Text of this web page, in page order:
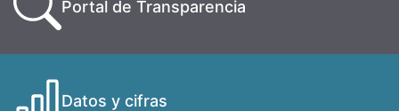
Portal de Transparencia
Datos y cifras